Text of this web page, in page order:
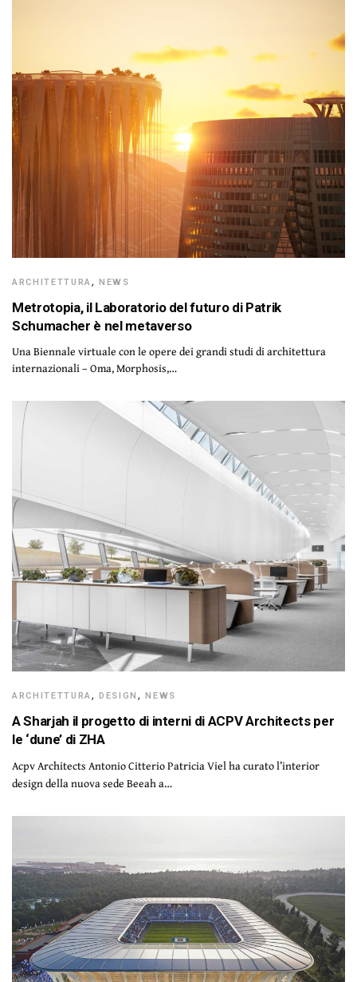
ARCHITETTURA, NEWS
Metrotopia, il Laboratorio del futuro di Patrik
Schumacher è nel metaverso
Una Biennale virtuale con le opere dei grandi studi di architettura
internazionali – Oma, Morphosis,…
ARCHITETTURA, DESIGN, NEWS
A Sharjah il progetto di interni di ACPV Architects per
le ‘dune’ di ZHA
Acpv Architects Antonio Citterio Patricia Viel ha curato l’interior
design della nuova sede Beeah a…